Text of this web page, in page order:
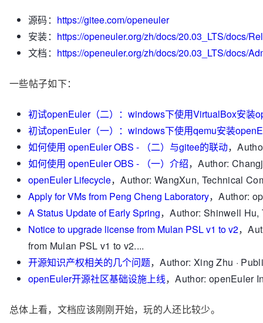
源码： https://gitee.com/openeuler
安装： https://openeuler.org/zh/docs/20.03_LTS/docs/
文档： https://openeuler.org/zh/docs/20.03_LTS/docs/
一些帖子如下：
初试openEuler（二）：windows下使用VirtualBox安装
初试openEuler（一）：windows下使用qemu安装
如何使用 openEuler OBS - （二）与gitee的联动，
如何使用 openEuler OBS - （一）介绍，Author:
openEuler Lifecycle，Author: WangXun, Technical
Apply for VMs from Peng Cheng Laboratory，Author:
A Status Update of Early Spring，Author: Shinwell Hu,
Notice to upgrade license from Mulan PSL v1 to v2，
from Mulan PSL v1 to v2....
开源知识产权相关的几个问题，Author: Xing Zhu ·
openEuler开源社区基础设施上线，Author: openEuler
总体上看，文档应该刚刚开始，玩的人还比较少。